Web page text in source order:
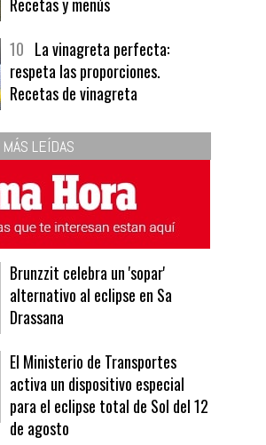
bavarois, tres recetas de premio |
Recetas y menús
respeta las proporciones.
Recetas de vinagreta
MÁS LEÍDAS
alternativo al eclipse en Sa
Drassana
El Ministerio de Transportes